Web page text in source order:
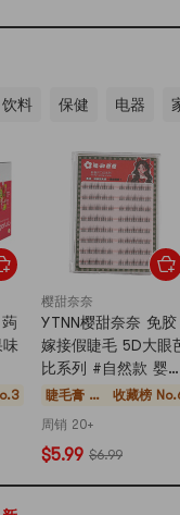
饮料 保健 电器
樱甜奈奈
YTNN樱甜奈奈 免胶
嫁接假睫毛 5D大眼
比系列 #自然款 婴
睫 Natural Baby
婴儿睫】
睫毛膏 假
睫毛 睫毛
收藏榜
周销 20+
$5.99 $6.99